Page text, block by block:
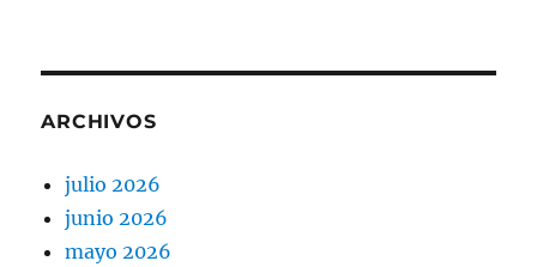
ARCHIVOS
julio 2026
junio 2026
mayo 2026